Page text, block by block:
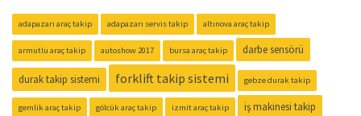
adapazarı araç takip adapazarı servis takip altınova araç takip
armutlu araç takip autoshow 2017 bursa araç takip darbe sensörü
durak takip sistemi forklift takip sistemi gebze durak takip
gemlik araç takip gölcük araç takip izmit araç takip iş makinesi takip